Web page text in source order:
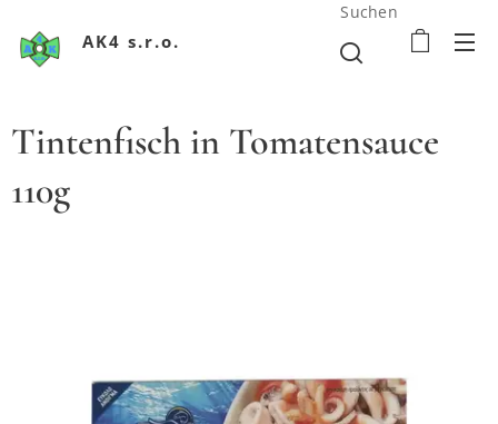
AK4 s.r.o.
Suchen
Tintenfisch in Tomatensauce
110g